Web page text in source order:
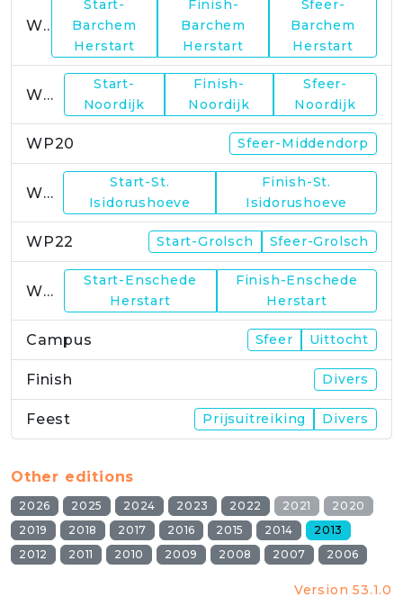
WP17
Start-
Barchem
Herstart
Finish-
Barchem
Herstart
Sfeer-
Barchem
Herstart
WP19
Start-
Noordijk
Finish-
Noordijk
Sfeer-
Noordijk
WP20 Sfeer-Middendorp
WP21
Start-St.
Isidorushoeve
Finish-St.
Isidorushoeve
WP22 Start-Grolsch Sfeer-Grolsch
WP23
Start-Enschede
Herstart
Finish-Enschede
Herstart
Campus Sfeer Uittocht
Finish Divers
Feest Prijsuitreiking Divers
Other editions
2026 2025 2024 2023 2022 2021
2020
2019
2018 2017 2016 2015 2014
2013
2012
2011 2010 2009 2008 2007 2006
Version 53.1.0